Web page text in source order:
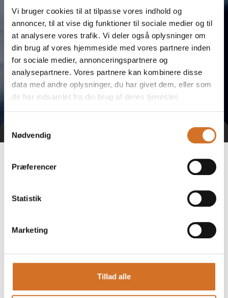
Vi bruger cookies til at tilpasse vores indhold og
annoncer, til at vise dig funktioner til sociale medier og til
at analysere vores trafik. Vi deler også oplysninger om
din brug af vores hjemmeside med vores partnere inden
for sociale medier, annonceringspartnere og
analysepartnere. Vores partnere kan kombinere disse
data med andre oplysninger, du har givet dem, eller som
de har indsamlet fra din brug af deres tjenester.
Nødvendig
Præferencer
Statistik
Marketing
Tillad alle